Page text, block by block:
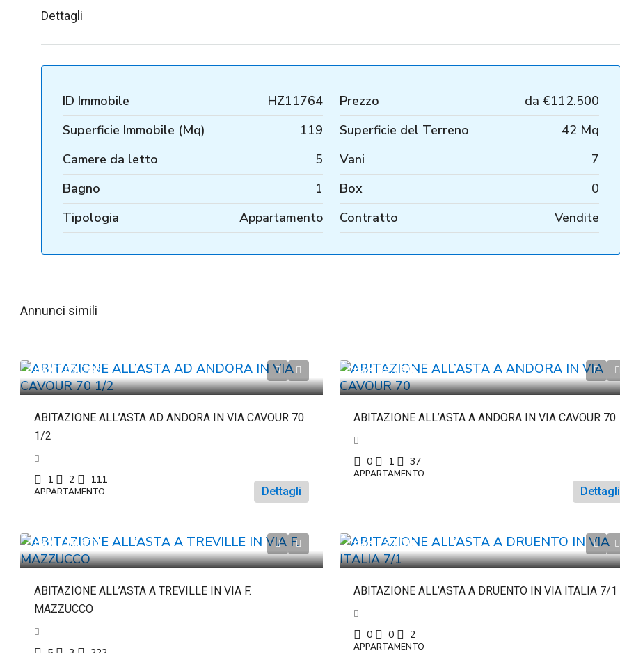
Dettagli
ID Immobile HZ11764 Prezzo da €112.500
Superficie Immobile (Mq)
119 Superficie del Terreno
42 Mq
Camere da letto
5 Vani
7
Bagno
1 Box
0
Tipologia
Appartamento Contratto Vendite
Annunci simili
da€263.286
ABITAZIONE ALL’ASTA AD ANDORA IN VIA CAVOUR 70
1/2
1 2 111
APPARTAMENTO Dettagli
da€69.060
ABITAZIONE ALL’ASTA A ANDORA IN VIA CAVOUR 70
0 1 37
APPARTAMENTO
Dettagli
da€116.671
ABITAZIONE ALL’ASTA A TREVILLE IN VIA F.
MAZZUCCO
da€22.500
ABITAZIONE ALL’ASTA A DRUENTO IN VIA ITALIA 7/1
0 0 2
APPARTAMENTO